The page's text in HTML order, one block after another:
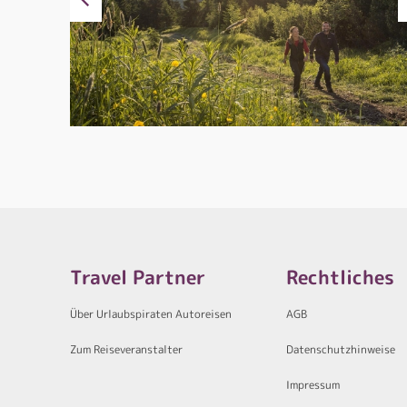
Travel Partner
Über Urlaubspiraten Autoreisen
Zum Reiseveranstalter
Rechtliches
AGB
Datenschutzhinweise
Impressum